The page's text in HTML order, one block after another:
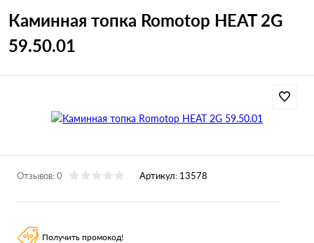
Каминная топка Romotop HEAT 2G
59.50.01
Отзывов: 0 Артикул: 13578
Получить промокод!